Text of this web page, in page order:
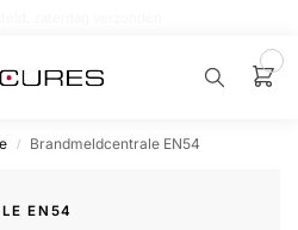
/ Brandmeldcentrale EN54
EN54